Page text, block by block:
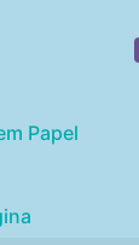
Papel